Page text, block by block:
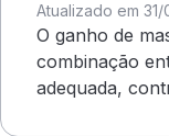
Atualizado em
O ganho de
combinação
adequada,